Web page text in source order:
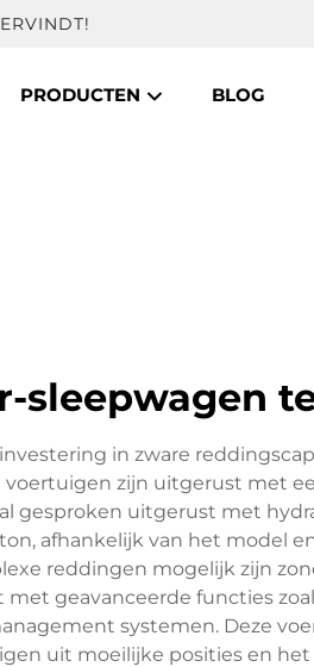
PRODUCTEN BLOG
sleepwagen
in zware
zijn uitgerust met
gesproken uitgerust met
afhankelijk van het model
reddingen mogelijk zijn
geavanceerde functies
systemen. Deze
uit moeilijke posities en